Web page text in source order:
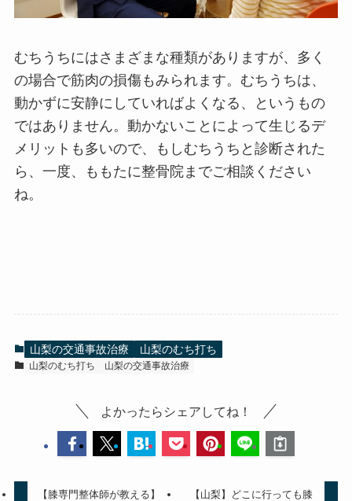
むちうちにはさまざまな種類がありますが、多く
の場合で筋肉の損傷もみられます。むちうちは、
動かずに安静にしていればよくなる、というもの
ではありません。動かないことによって生じるデ
メリットも多いので、もしむちうちと診断された
ら、一度、ももたに整骨院までご相談ください
ね。
山梨の交通事故治療 山梨のむち打ち
山梨のむち打ち 山梨の交通事故治療
よかったらシェアしてね！
【膝専門整体師が教える】 【山梨】どこに行っても膝